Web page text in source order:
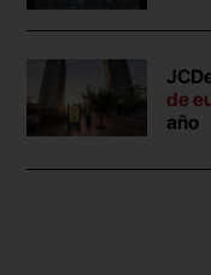
de
año